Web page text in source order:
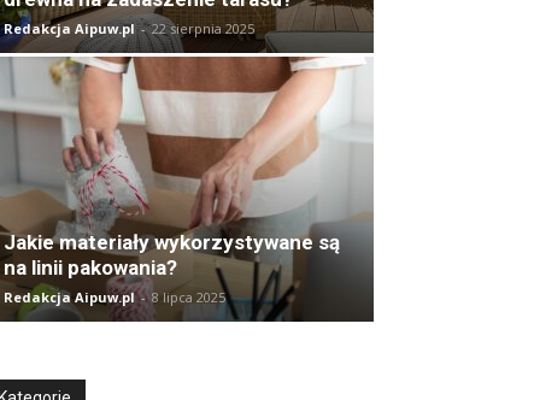
Redakcja Aipuw.pl - 22 sierpnia 2025
Jakie materiały wykorzystywane są
na linii pakowania?
Redakcja Aipuw.pl - 8 lipca 2025